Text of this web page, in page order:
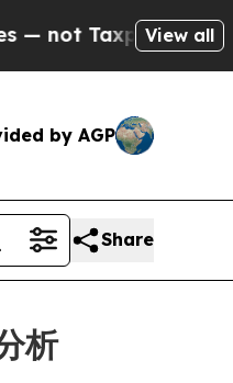
— the Chance
View all
by AGP
Share
析